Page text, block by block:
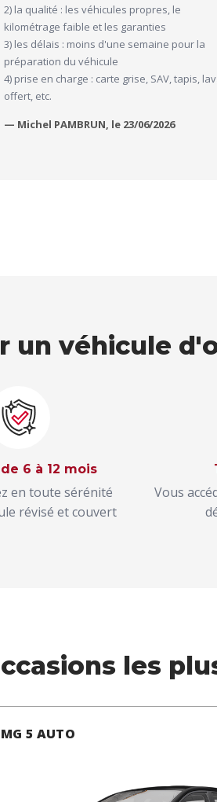
2) la qualité : les véhicules propres, le
kilométrage faible et les garanties
3) les délais : moins d'une semaine pour la
préparation du véhicule
4) prise en charge : carte grise, SAV, tapis,
offert, etc.
— Michel PAMBRUN, le 23/06/2026
un véhicule
6 à 12 mois
en toute sérénité
révisé et couvert
Vous
les
MG 5 AUTO